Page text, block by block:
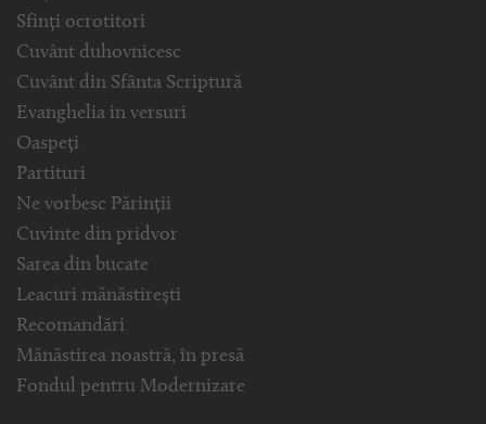
Sfinți ocrotitori
Cuvânt duhovnicesc
Cuvânt din Sfânta Scriptură
Evanghelia in versuri
Oaspeți
Partituri
Ne vorbesc Părinții
Cuvinte din pridvor
Sarea din bucate
Leacuri mănăstirești
Recomandări
Mănăstirea noastră, în presă
Fondul pentru Modernizare